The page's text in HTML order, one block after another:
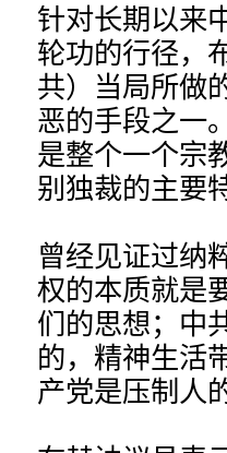
针对长期以来
轮功的行径，
共）当局所做
恶的手段之一
是整个一个宗
别独裁的主要
曾经见证过纳
权的本质就是
们的思想；中
的，精神生活
产党是压制人